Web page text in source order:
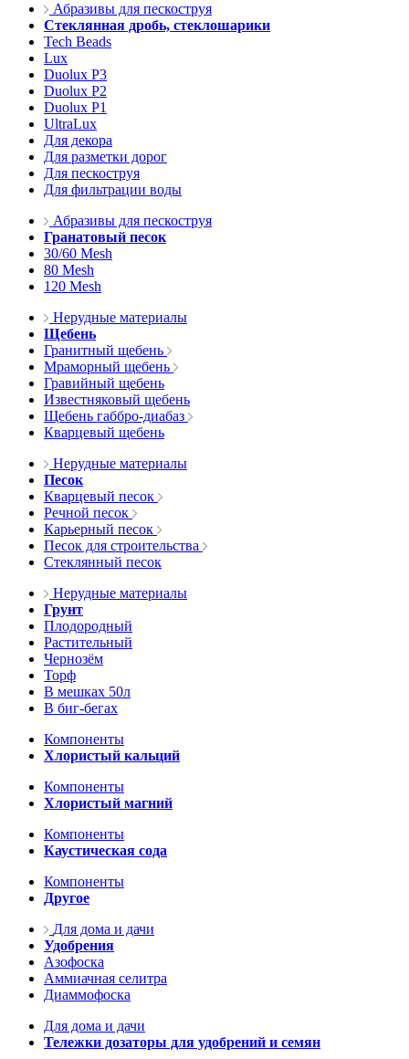
Абразивы для пескоструя
Стеклянная дробь, стеклошарики
Tech Beads
Lux
Duolux P3
Duolux P2
Duolux P1
UltraLux
Для декора
Для разметки дорог
Для пескоструя
Для фильтрации воды
Абразивы для пескоструя
Гранатовый песок
30/60 Mesh
80 Mesh
120 Mesh
Нерудные материалы
Щебень
Гранитный щебень
Мраморный щебень
Гравийный щебень
Известняковый щебень
Щебень габбро-диабаз
Кварцевый щебень
Нерудные материалы
Песок
Кварцевый песок
Речной песок
Карьерный песок
Песок для строительства
Стеклянный песок
Нерудные материалы
Грунт
Плодородный
Растительный
Чернозём
Торф
В мешках 50л
В биг-бегах
Компоненты
Хлористый кальций
Компоненты
Хлористый магний
Компоненты
Каустическая сода
Компоненты
Другое
Для дома и дачи
Удобрения
Азофоска
Аммиачная селитра
Диаммофоска
Для дома и дачи
Тележки дозаторы для удобрений и семян